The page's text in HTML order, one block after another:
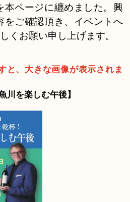
本ページに纏めました。興
をご確認頂き、イベントへ
くお願い申し上げます。
、大きな画像が表示されま
川を楽しむ午後】